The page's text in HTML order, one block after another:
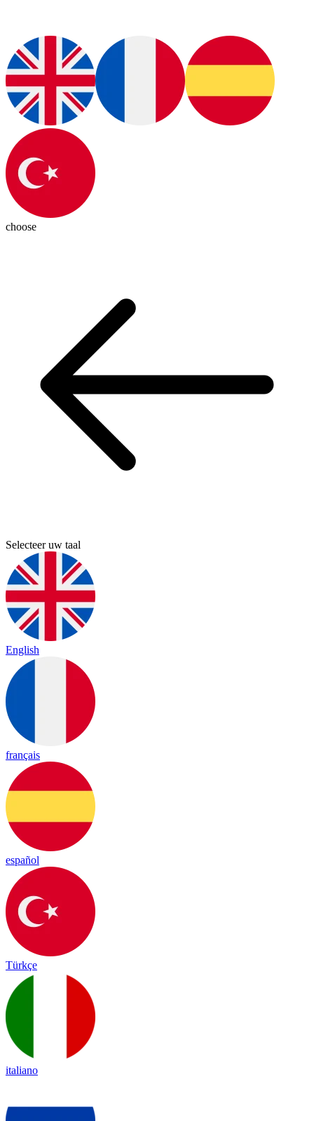
choose
Selecteer uw taal
English
français
español
Türkçe
italiano